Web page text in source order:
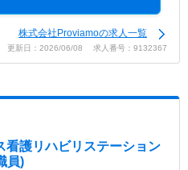
株式会社Proviamoの求人一覧
更新日：2026/06/08 求人番号：9132367
看護リハビリステーション
員)